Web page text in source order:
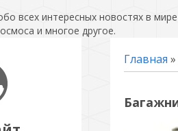
всех интересных новостях в
и многое другое.
Главная »